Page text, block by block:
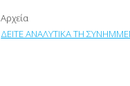
Αρχεία
ΔΕΙΤΕ ΑΝΑΛΥΤΙΚΑ ΤΗ